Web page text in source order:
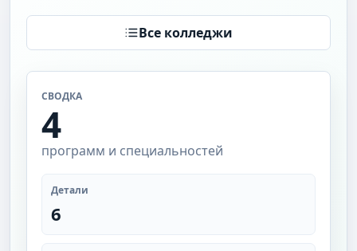
Все колледжи
СВОДКА
4
программ и специальностей
Детали
6